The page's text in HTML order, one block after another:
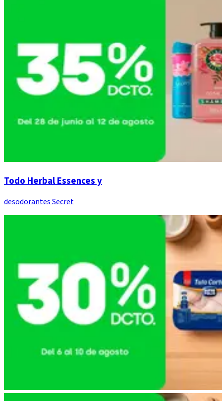
Todo Herbal Essences y
desodorantes Secret